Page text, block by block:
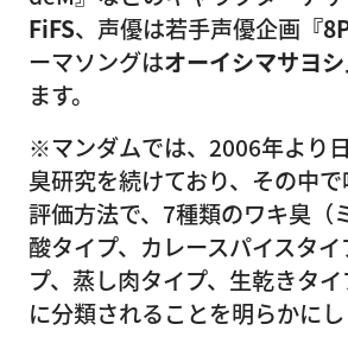
FiFS、声優は若手声優企画 『
ーマソングはオーイシマサヨ
ます。
※マンダムでは、2006年より
臭研究を続けており、その中
評価方法で、7種類のワキ臭（
酸タイプ、カレースパイスタ
プ、蒸し肉タイプ、生乾きタイ
に分類されることを明らかにし